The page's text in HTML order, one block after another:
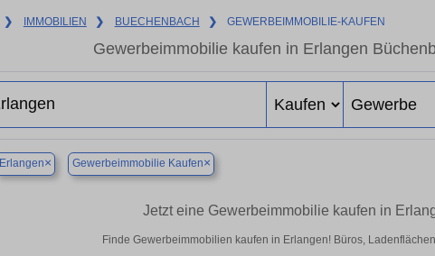
❯ IMMOBILIEN ❯ BUECHENBACH ❯ GEWERBEIMMOBILIE-KAUFEN
Gewerbeimmobilie kaufen in Erlangen
Erlangen× Gewerbeimmobilie Kaufen×
Jetzt eine Gewerbeimmobilie kaufen in
Finde Gewerbeimmobilien kaufen in Erlangen! Büros,